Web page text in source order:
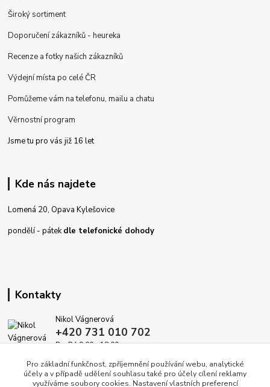
Široký sortiment
Doporučení zákazníků - heureka
Recenze a fotky našich zákazníků
Výdejní místa po celé ČR
Pomůžeme vám na telefonu, mailu a chatu
Věrnostní program
Jsme tu pro vás již 16 let
Kde nás najdete
Lomená 20, Opava Kylešovice
pondělí - pátekdle telefonické dohody
Kontakty
Nikol Vágnerová
+420 731 010 702
Po-Pá 9.00 - 18.00
info@dekoracedomova.cz
Pro základní funkčnost, zpříjemnění používání webu, analytické
účely a v případě udělení souhlasu také pro účely cílení reklamy
využíváme soubory cookies. Nastavení vlastních preferencí